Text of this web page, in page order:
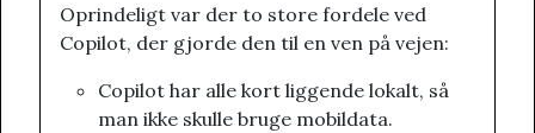
Oprindeligt var der to store fordele ved
Copilot, der gjorde den til en ven på vejen:
Copilot har alle kort liggende lokalt, så
man ikke skulle bruge mobildata.